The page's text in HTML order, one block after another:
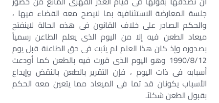
جلسة المعارضة الاستئنافية بما لايصح معه القضاء فيها ،
والحكم الصادر على خلاف القانون فى هذه الحالة لاينفتح
ميعاد الطعن فيه إلا من اليوم الذى يعلم الطاعن رسمياً
بصدوره وإذ كان هذا العلم لم يثبت فى حق الطاعنة قبل يوم
1990/8/12 وهو اليوم الذى قررت فيه بالطعن كما أودعت
أسبابه فى ذات اليوم ، فإن التقرير بالطعن بالنقض وإيداع
الأسباب يكونان قد تما فى الميعاد مما يتعين معه الحكم
بقبول الطعن شكلاً.